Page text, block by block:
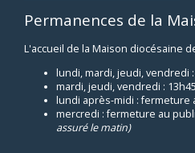
Permanences de la
L'accueil de la Maison diocésaine
lundi, mardi, jeudi, vendredi
mardi, jeudi, vendredi :
lundi après-midi : fermeture
mercredi : fermeture au
assuré le matin)